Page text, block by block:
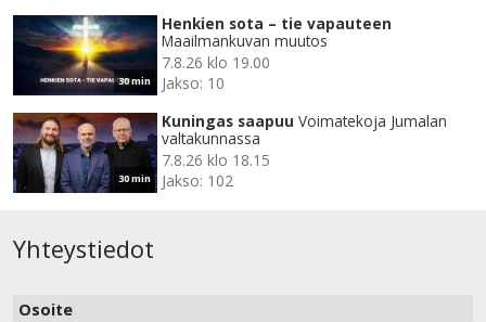
30 min
Henkien sota – tie vapauteen
Maailmankuvan muutos
7.8.26 klo 19.00
Jakso: 10
30 min
Kuningas saapuu Voimatekoja Jumalan
valtakunnassa
7.8.26 klo 18.15
Jakso: 102
Yhteystiedot
Osoite